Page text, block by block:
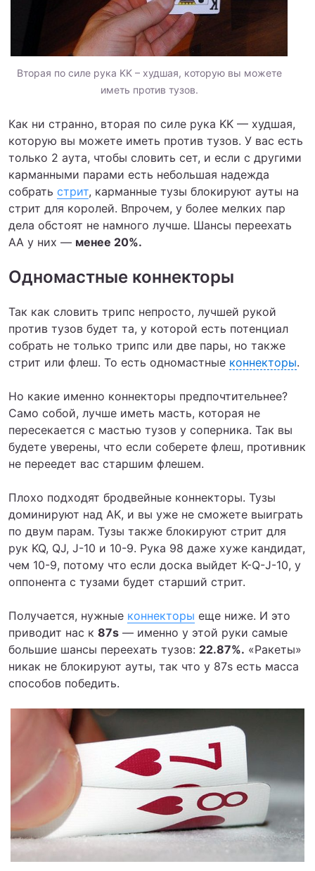
Вторая по силе рука KK – худшая, которую вы можете
иметь против тузов.
Как ни странно, вторая по силе рука KK — худшая,
которую вы можете иметь против тузов. У вас есть
только 2 аута, чтобы словить сет, и если с другими
карманными парами есть небольшая надежда
собрать стрит, карманные тузы блокируют ауты на
стрит для королей. Впрочем, у более мелких пар
дела обстоят не намного лучше. Шансы переехать
АА у них — менее 20%.
Одномастные коннекторы
Так как словить трипс непросто, лучшей рукой
против тузов будет та, у которой есть потенциал
собрать не только трипс или две пары, но также
стрит или флеш. То есть одномастные коннекторы.
Но какие именно коннекторы предпочтительнее?
Само собой, лучше иметь масть, которая не
пересекается с мастью тузов у соперника. Так вы
будете уверены, что если соберете флеш, противник
не переедет вас старшим флешем.
Плохо подходят бродвейные коннекторы. Тузы
доминируют над AK, и вы уже не сможете выиграть
по двум парам. Тузы также блокируют стрит для
рук KQ, QJ, J-10 и 10-9. Рука 98 даже хуже кандидат,
чем 10-9, потому что если доска выйдет K-Q-J-10, у
оппонента с тузами будет старший стрит.
Получается, нужные коннекторы еще ниже. И это
приводит нас к 87s — именно у этой руки самые
большие шансы переехать тузов: 22.87%. «Ракеты»
никак не блокируют ауты, так что у 87s есть масса
способов победить.